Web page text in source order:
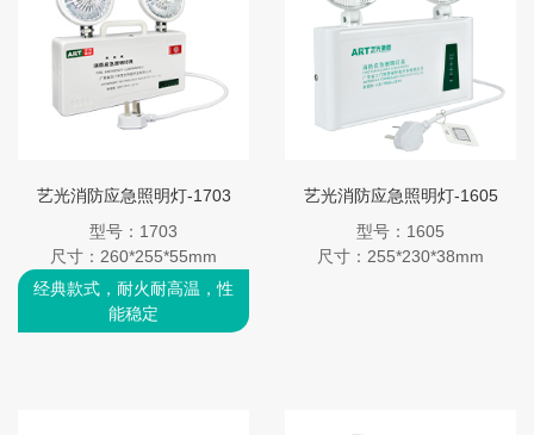
艺光消防应急照明灯-1703
型号：1703
尺寸：260*255*55mm
经典款式，耐火耐高温，性
能稳定
艺光消防应急照明灯-1605
型号：1605
尺寸：255*230*38mm